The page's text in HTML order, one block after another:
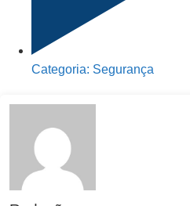
Categoria: Segurança